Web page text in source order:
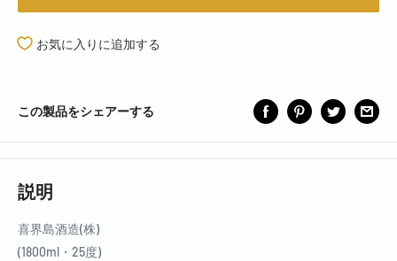
お気に入りに追加する
この製品をシェアーする
説明
喜界島酒造(株)
(1800ml・25度)